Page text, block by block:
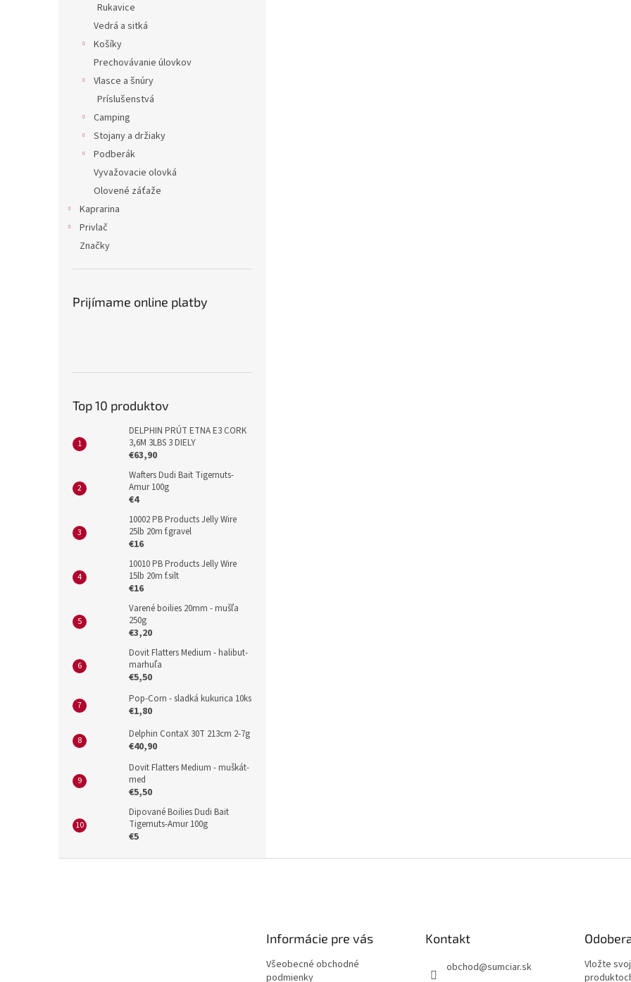
Rukavice
Vedrá a sitká
Košíky
Prechovávanie úlovkov
Vlasce a šnúry
Príslušenstvá
Camping
Stojany a držiaky
Podberák
Vyvažovacie olovká
Olovené záťaže
Kaprarina
Privlač
Značky
Prijímame online platby
Top 10 produktov
DELPHIN PRÚT ETNA E3 CORK
3,6M 3LBS 3 DIELY
€63,90
Wafters Dudi Bait Tigernuts-
Amur 100g
€4
10002 PB Products Jelly Wire
25lb 20m f.gravel
€16
10010 PB Products Jelly Wire
15lb 20m f.silt
€16
Varené boilies 20mm - mušľa
250g
€3,20
Dovit Flatters Medium - halibut-
marhuľa
€5,50
Pop-Corn - sladká kukurica 10ks
€1,80
Delphin ContaX 30T 213cm 2-7g
€40,90
Dovit Flatters Medium - muškát-
med
€5,50
Dipované Boilies Dudi Bait
Tigernuts-Amur 100g
€5
Informácie pre vás
Všeobecné obchodné
podmienky
Kontakt
obchod@sumciar.sk
Vložte